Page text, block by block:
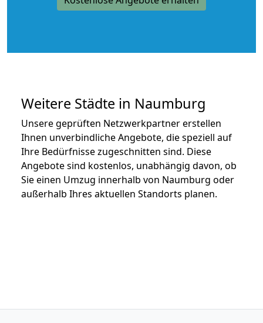
Weitere Städte in Naumburg
Unsere geprüften Netzwerkpartner erstellen
Ihnen unverbindliche Angebote, die speziell auf
Ihre Bedürfnisse zugeschnitten sind. Diese
Angebote sind kostenlos, unabhängig davon, ob
Sie einen Umzug innerhalb von Naumburg oder
außerhalb Ihres aktuellen Standorts planen.